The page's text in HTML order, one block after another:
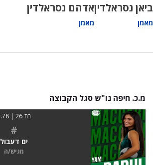
ביאן נסראלדין
מאמן
אדהם נסראלדין
מאמן
מ.כ. חיפה נו"ש סגל הקבוצה
בת 26 | 1.78
#
ים דעבול
מגיש/ה